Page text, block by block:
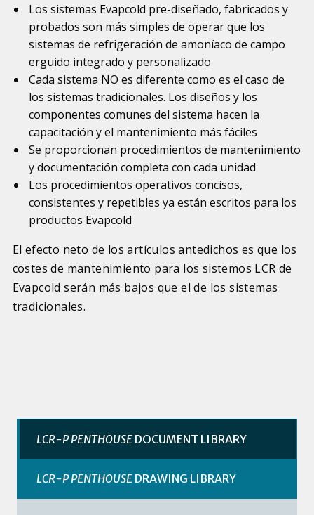
Los sistemas Evapcold pre-diseñado, fabricados y
probados son más simples de operar que los
sistemas de refrigeración de amoníaco de campo
erguido integrado y personalizado
Cada sistema NO es diferente como es el caso de
los sistemas tradicionales. Los diseños y los
componentes comunes del sistema hacen la
capacitación y el mantenimiento más fáciles
Se proporcionan procedimientos de mantenimiento
y documentación completa con cada unidad
Los procedimientos operativos concisos,
consistentes y repetibles ya están escritos para los
productos Evapcold
El efecto neto de los artículos antedichos es que los
costes de mantenimiento para los sistemos LCR de
Evapcold serán más bajos que el de los sistemas
tradicionales.
LCR-P PENTHOUSEDOCUMENT LIBRARY
LCR-P PENTHOUSEDRAWING LIBRARY